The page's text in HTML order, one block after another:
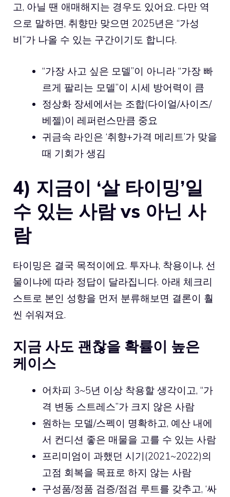
고, 아닐 땐 애매해지는 경우도 있어요. 다만 역
으로 말하면, 취향만 맞으면 2025년은 “가성
비”가 나올 수 있는 구간이기도 합니다.
“가장 사고 싶은 모델”이 아니라 “가장 빠
르게 팔리는 모델”이 시세 방어력이 큼
정상화 장세에서는 조합(다이얼/사이즈/
베젤)이 레퍼런스만큼 중요
귀금속 라인은 ‘취향+가격 메리트’가 맞을
때 기회가 생김
4) 지금이 ‘살 타이밍’일
수 있는 사람 vs 아닌 사
람
타이밍은 결국 목적이에요. 투자냐, 착용이냐, 선
물이냐에 따라 정답이 달라집니다. 아래 체크리
스트로 본인 성향을 먼저 분류해보면 결론이 훨
씬 쉬워져요.
지금 사도 괜찮을 확률이 높은
케이스
어차피 3~5년 이상 착용할 생각이고, “가
격 변동 스트레스”가 크지 않은 사람
원하는 모델/스펙이 명확하고, 예산 내에
서 컨디션 좋은 매물을 고를 수 있는 사람
프리미엄이 과했던 시기(2021~2022)의
고점 회복을 목표로 하지 않는 사람
구성품/정품 검증/점검 루트를 갖추고, ‘싸